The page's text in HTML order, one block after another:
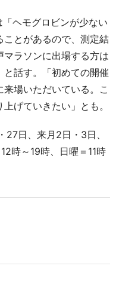
ヘモグロビンが少ない
ことがあるので、測定結
ラソンに出場する方は
話す。「初めての開催
場いただいている。こ
げていきたい」とも。
日、来月2日・3日、
時～19時、日曜＝11時